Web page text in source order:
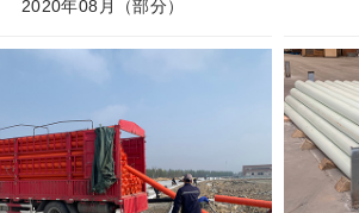
2020年08月（部分）